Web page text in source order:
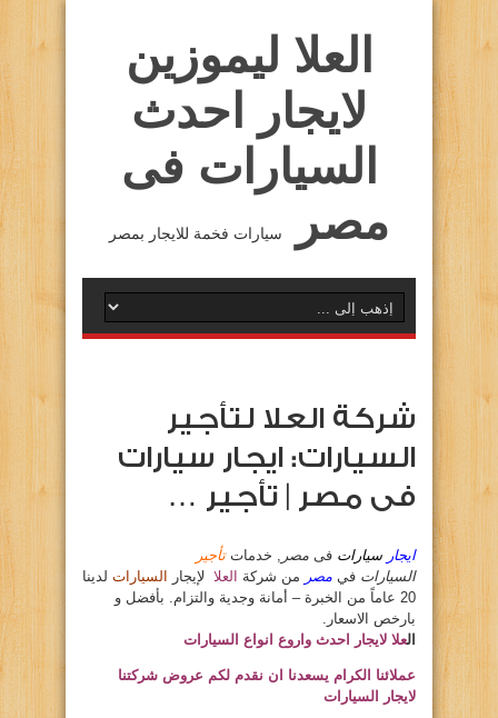
العلا ليموزين
لايجار احدث
السيارات فى
مصر
سيارات فخمة للايجار بمصر
شركة العلا لتأجير
السيارات: ايجار سيارات
فى مصر | تأجير …
ايجار سيارات فى مصر , خدماتتأجير
السيارات في مصر من شركة العلا لإيجار السيارات لدينا
20 عاماً من الخبرة – أمانة وجدية والتزام. بأفضل و
بارخص الاسعار.
العلا لايجار احدث واروع انواع السيارات
عملائنا الكرام يسعدنا ان نقدم لكم عروض شركتنا
لايجار السيارات